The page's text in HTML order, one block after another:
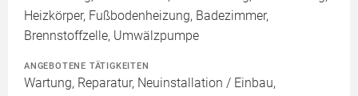
Heizkörper, Fußbodenheizung, Badezimmer,
Brennstoffzelle, Umwälzpumpe
ANGEBOTENE TÄTIGKEITEN
Wartung, Reparatur, Neuinstallation / Einbau,